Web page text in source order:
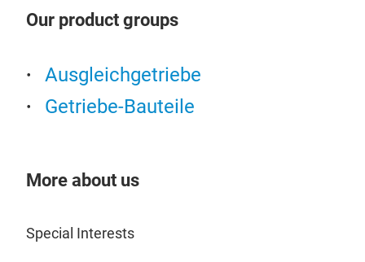
Our product groups
Ausgleichgetriebe
Getriebe-Bauteile
More about us
Special Interests